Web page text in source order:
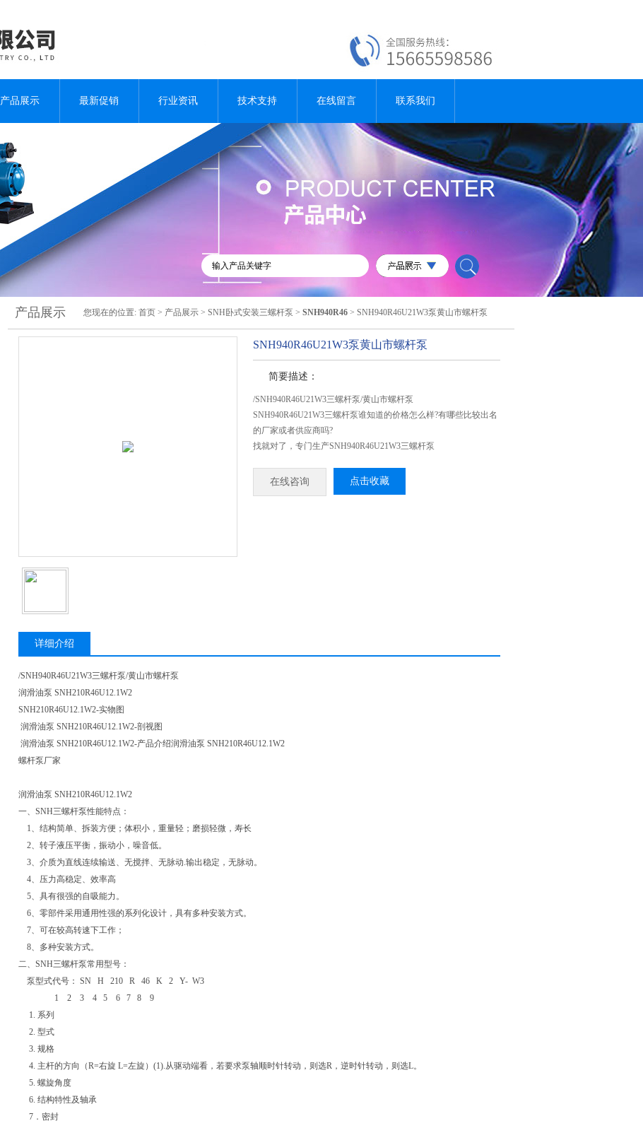
产品展示 最新促销 行业资讯 技术支持 在线留言 联系我们
产品展示 您现在的位置: 首页 > 产品展示 > SNH卧式安装三螺杆泵 > SNH940R46 > SNH940R46U21W3泵黄山市螺杆泵
SNH940R46U21W3泵黄山市螺杆泵
简要描述：
/SNH940R46U21W3三螺杆泵/黄山市螺杆泵
SNH940R46U21W3三螺杆泵谁知道的价格怎么样?有哪些比较出名
的厂家或者供应商吗?
找就对了，专门生产SNH940R46U21W3三螺杆泵
在线咨询 点击收藏
详细介绍
/SNH940R46U21W3三螺杆泵/黄山市螺杆泵
润滑油泵 SNH210R46U12.1W2
SNH210R46U12.1W2-实物图
润滑油泵 SNH210R46U12.1W2-剖视图
润滑油泵 SNH210R46U12.1W2-产品介绍润滑油泵 SNH210R46U12.1W2
螺杆泵厂家
润滑油泵 SNH210R46U12.1W2
一、SNH三螺杆泵性能特点：
1、结构简单、拆装方便；体积小，重量轻；磨损轻微，寿长
2、转子液压平衡，振动小，噪音低。
3、介质为直线连续输送、无搅拌、无脉动.输出稳定，无脉动。
4、压力高稳定、效率高
5、具有很强的自吸能力。
6、零部件采用通用性强的系列化设计，具有多种安装方式。
7、可在较高转速下工作；
8、多种安装方式。
二、SNH三螺杆泵常用型号：
泵型式代号： SN H 210 R 46 K 2 Y- W3
1 2 3 4 5 6 7 8 9
1. 系列
2. 型式
3. 规格
4. 主杆的方向（R=右旋 L=左旋）(1).从驱动端看，若要求泵轴顺时针转动，则选R，逆时针转动，则选L。
5. 螺旋角度
6. 结构特性及轴承
7．密封